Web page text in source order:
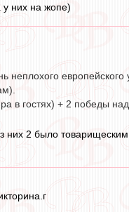
у них на жопе)
неплохого европейского
в гостях) + 2 победы
них 2 было